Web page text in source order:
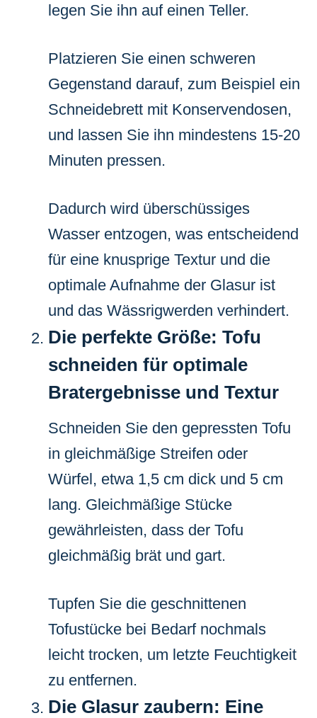
legen Sie ihn auf einen Teller.
Platzieren Sie einen schweren
Gegenstand darauf, zum Beispiel ein
Schneidebrett mit Konservendosen,
und lassen Sie ihn mindestens 15-20
Minuten pressen.
Dadurch wird überschüssiges
Wasser entzogen, was entscheidend
für eine knusprige Textur und die
optimale Aufnahme der Glasur ist
und das Wässrigwerden verhindert.
Die perfekte Größe: Tofu
schneiden für optimale
Bratergebnisse und Textur
Schneiden Sie den gepressten Tofu
in gleichmäßige Streifen oder
Würfel, etwa 1,5 cm dick und 5 cm
lang. Gleichmäßige Stücke
gewährleisten, dass der Tofu
gleichmäßig brät und gart.
Tupfen Sie die geschnittenen
Tofustücke bei Bedarf nochmals
leicht trocken, um letzte Feuchtigkeit
zu entfernen.
Die Glasur zaubern: Eine